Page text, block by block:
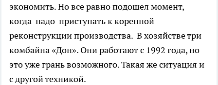
экономить. Но все равно подошел момент,
когда надо приступать к коренной
реконструкции производства. В хозяйстве три
комбайна «Дон». Они работают с 1992 года, но
это уже грань возможного. Такая же ситуация и
с другой техникой.